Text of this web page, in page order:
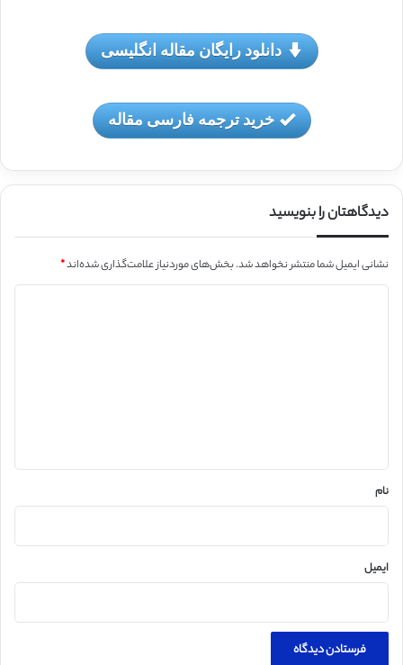
دانلود رایگان مقاله انگلیسی
خرید ترجمه فارسی مقاله
دیدگاهتان را بنویسید
نشانی ایمیل شما منتشر نخواهد شد.بخش‌های موردنیاز علامت‌گذاری شده‌اند*
نام
ایمیل